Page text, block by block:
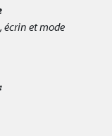
écrin et mode